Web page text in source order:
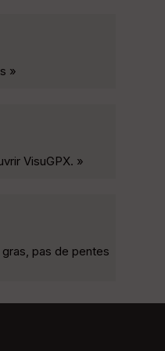
»
VisuGPX. »
pas de pentes